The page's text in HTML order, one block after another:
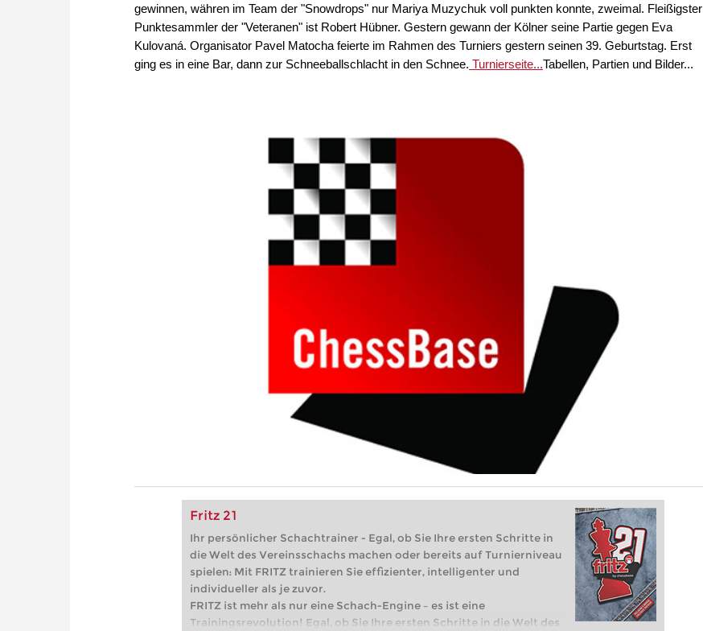
gewinnen, währen im Team der "Snowdrops" nur Mariya Muzychuk voll punkten konnte, zweimal. Fleißigster
Punktesammler der "Veteranen" ist Robert Hübner. Gestern gewann der Kölner seine Partie gegen Eva
Kulovaná. Organisator Pavel Matocha feierte im Rahmen des Turniers gestern seinen 39. Geburtstag. Erst
ging es in eine Bar, dann zur Schneeballschlacht in den Schnee. Turnierseite...Tabellen, Partien und Bilder...
Fritz 21
Ihr persönlicher Schachtrainer - Egal, ob Sie Ihre ersten Schritte in
die Welt des Vereinsschachs machen oder bereits auf Turnierniveau
spielen: Mit FRITZ trainieren Sie effizienter, intelligenter und
individueller als je zuvor.
FRITZ ist mehr als nur eine Schach-Engine – es ist eine
Trainingsrevolution! Egal, ob Sie Ihre ersten Schritte in die Welt des